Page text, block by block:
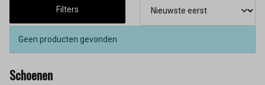
Filters
Geen producten gevonden
Schoenen